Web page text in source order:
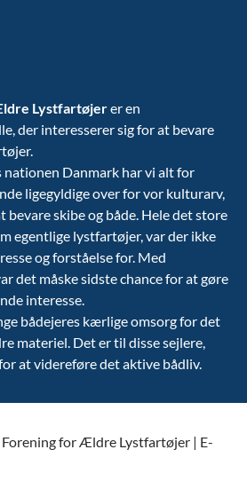
Lystfartøjerer en
der interesserer sig for at bevare
nationen Danmark har vi alt for
ligegyldige over for vor kulturarv,
bevare skibe og både. Hele det store
egentlige lystfartøjer, var der ikke
og forståelse for. Med
det måske sidste chance for at gøre
interesse.
bådejeres kærlige omsorg for det
materiel. Det er til disse sejlere,
at videreføre det aktive bådliv.
for Ældre Lystfartøjer | E-